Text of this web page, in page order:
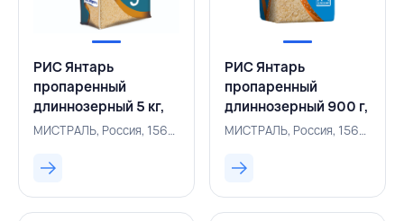
РИС Янтарь
пропаренный
длиннозерный 5 кг,
МИСТРАЛЬ, РОССИЯМИСТРАЛЬ, Россия, 156200337
РИС Янтарь
пропаренный
длиннозерный 900 г,
МИСТРАЛЬ, РОССИЯМИСТРАЛЬ, Россия, 156200320